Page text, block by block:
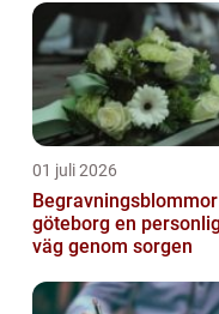
01 juli 2026
Begravningsblommor
göteborg en personlig
väg genom sorgen